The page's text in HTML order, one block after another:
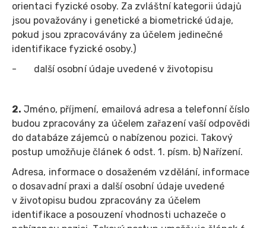
orientaci fyzické osoby. Za zvláštní kategorii údajů
jsou považovány i genetické a biometrické údaje,
pokud jsou zpracovávány za účelem jedinečné
identifikace fyzické osoby.)
- další osobní údaje uvedené v životopisu
2. Jméno, příjmení, emailová adresa a telefonní číslo
budou zpracovány za účelem zařazení vaší odpovědi
do databáze zájemců o nabízenou pozici. Takový
postup umožňuje článek 6 odst. 1. písm. b) Nařízení.
Adresa, informace o dosaženém vzdělání, informace
o dosavadní praxi a další osobní údaje uvedené
v životopisu budou zpracovány za účelem
identifikace a posouzení vhodnosti uchazeče o